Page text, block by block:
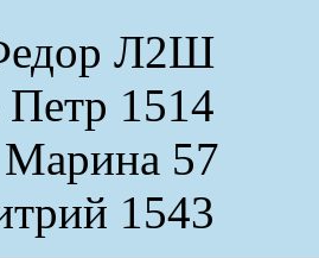
Л2Ш
1514
57
1543